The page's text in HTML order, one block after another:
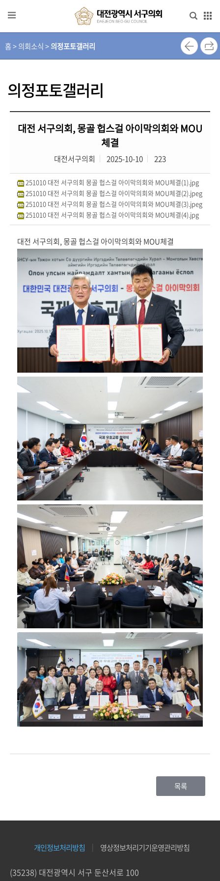
본문으로 바로가기
메인메뉴 바로가기
열
린
장
실
회
의
원
소
개
의
회
기
검
색
회
소
식
원
안
내
의
정
활
동
정
보
공
개
사
이
트
안
홈 > 의회소식 >의정포토갤러리
의정포토갤러리
대전 서구의회, 몽골 헙스걸 아이막의회와 MOU
체결
대전서구의회 2025-10-10 223
251010 대전 서구의회 몽골 헙스걸 아이막의회와 MOU체결(1).jpg
251010 대전 서구의회 몽골 헙스걸 아이막의회와 MOU체결(2).jpeg
251010 대전 서구의회 몽골 헙스걸 아이막의회와 MOU체결(3).jpeg
251010 대전 서구의회 몽골 헙스걸 아이막의회와 MOU체결(4).jpg
대전 서구의회, 몽골 헙스걸 아이막의회와 MOU체결
목록
개인정보처리방침 영상정보처리기기운영관리방침
(35238) 대전광역시 서구 둔산서로 100